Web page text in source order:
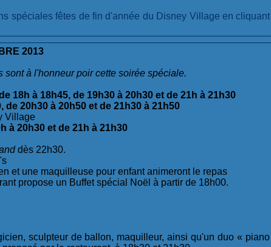
spéciales fêtes de fin d'année du Disney Village en cliquant
2013
à l'honneur poir cette soirée spéciale.
18h à 18h45, de 19h30 à 20h30 et de 21h à 21h30
de 20h30 à 20h50 et de 21h30 à 21h50
Village
à 20h30 et de 21h à 21h30
dès 22h30.
et une maquilleuse pour enfant animeront le repas
propose un Buffet spécial Noël à partir de 18h00.
sculpteur de ballon, maquilleur, ainsi qu'un duo « piano